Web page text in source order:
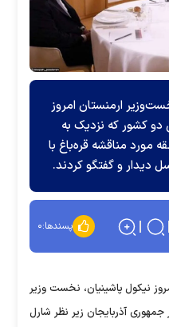
ارمنستان امروز
کشور که نزدیک به
مناقشه قره‌باغ با
دیدار و گفتگو کردند.
پسندها:۰
نیکول پاشینیان، نخست وزیر
آذربایجان زیر نظر شارل